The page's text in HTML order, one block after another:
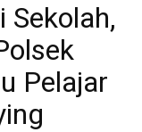
Sekolah,
Pelajar